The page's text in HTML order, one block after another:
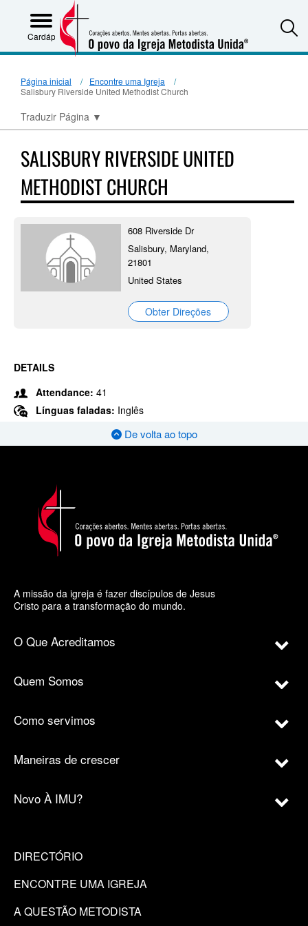
Cardápio
Página inicial
Encontre uma Igreja
Salisbury Riverside United Methodist Church
Traduzir Página ▼
SALISBURY RIVERSIDE UNITED
METHODIST CHURCH
608 Riverside Dr
Salisbury, Maryland,
21801
United States
Obter Direções
DETAILS
Attendance: 41
Línguas faladas: Inglês
De volta ao topo
A missão da igreja é fazer discípulos de Jesus
Cristo para a transformação do mundo.
O Que Acreditamos
Quem Somos
Como servimos
Maneiras de crescer
Novo À IMU?
DIRECTÓRIO
ENCONTRE UMA IGREJA
A QUESTÃO METODISTA